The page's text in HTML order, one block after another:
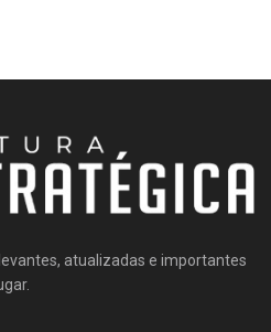
atualizadas e importantes